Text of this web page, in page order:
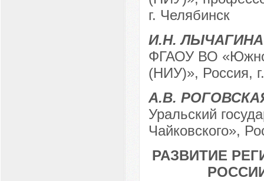
г. Челябинск
И.Н. ЛЫЧАГИНА
ФГАОУ ВО «Южно-
(НИУ)», Россия,
А.В.
Уральский
Чайковского»,
РАЗВИТИЕ